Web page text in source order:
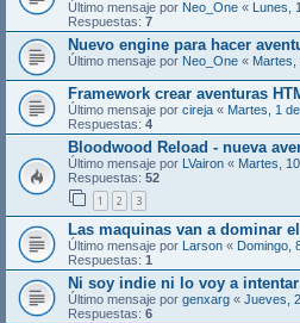
Último mensaje por Neo_One « Lunes,
Respuestas: 7
Nuevo engine para hacer
Último mensaje por Neo_One « Martes,
Framework crear aventuras
Último mensaje por cireja « Martes, 1
Respuestas: 4
Bloodwood Reload - nueva
Último mensaje por LVairon « Martes,
Respuestas: 52
1 2 3
Las maquinas van a dominar
Último mensaje por Larson « Domingo,
Respuestas: 1
Ni soy indie ni lo voy a intentar
Último mensaje por genxarg « Jueves,
Respuestas: 6